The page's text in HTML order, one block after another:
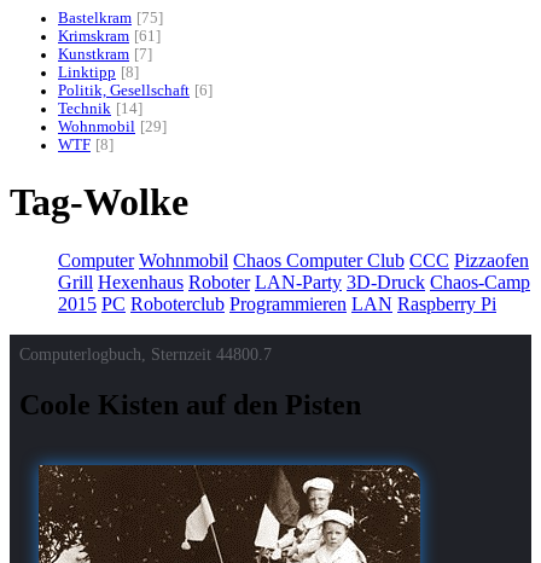
Bastelkram
75
Krimskram 61
Kunstkram
7
Linktipp
8
Politik, Gesellschaft 6
Technik
14
Wohnmobil
29
WTF 8
Tag-Wolke
Computer Wohnmobil Chaos Computer Club CCC Pizzaofen
Grill Hexenhaus Roboter LAN-Party 3D-Druck Chaos-Camp
2015 PC Roboterclub Programmieren LAN Raspberry Pi
Computerlogbuch, Sternzeit 44800.7
Coole Kisten auf den Pisten